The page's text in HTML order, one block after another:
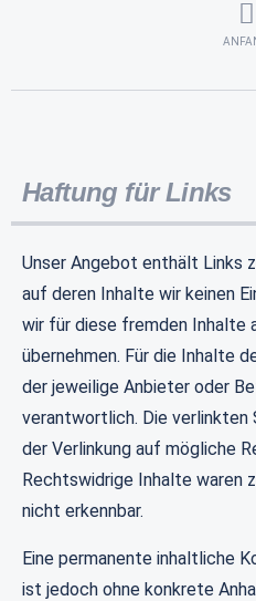
Haftung für Links
Unser Angebot enthält Links
auf deren Inhalte wir keinen
wir für diese fremden Inhalte
übernehmen. Für die Inhalte
der jeweilige Anbieter oder
verantwortlich. Die verlinkten
der Verlinkung auf mögliche
Rechtswidrige Inhalte waren
nicht erkennbar.
Eine permanente inhaltliche
ist jedoch ohne konkrete